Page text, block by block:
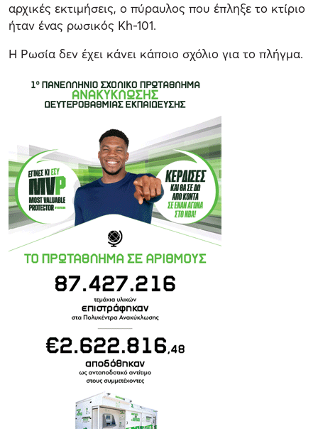
αρχικές εκτιμήσεις, ο πύραυλος που έπληξε το κτίριο
ήταν ένας ρωσικός Kh-101.
Η Ρωσία δεν έχει κάνει κάποιο σχόλιο για το πλήγμα.